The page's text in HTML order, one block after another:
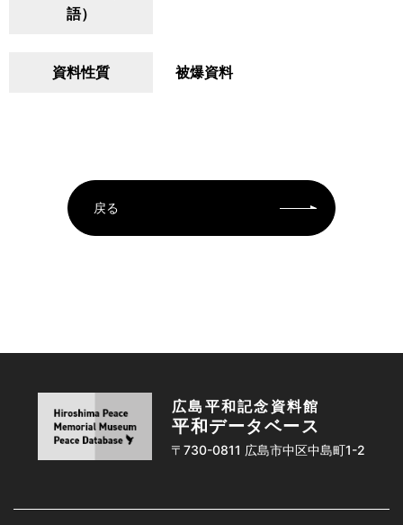
語）
資料性質 被爆資料
戻る
広島平和記念資料館
平和データベース
〒730-0811 広島市中区中島町1-2